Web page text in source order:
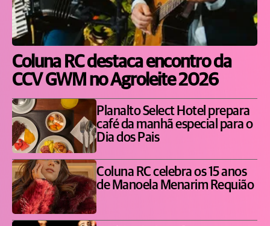
Coluna RC destaca encontro da
CCV GWM no Agroleite 2026
Planalto Select Hotel prepara
café da manhã especial para o
Dia dos Pais
Coluna RC celebra os 15 anos
de Manoela Menarim Requião